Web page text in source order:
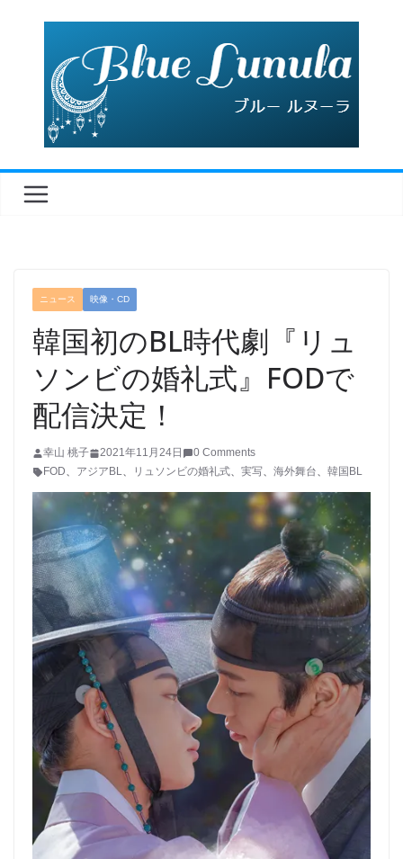
ニュース 映像・CD
韓国初のBL時代劇『リュ
ソンビの婚礼式』FODで
配信決定！
幸山 桃子 2021年11月24日
0 Comments
FOD、 アジアBL、 リュソンビの婚礼式、 実写、 海外舞台、 韓国BL